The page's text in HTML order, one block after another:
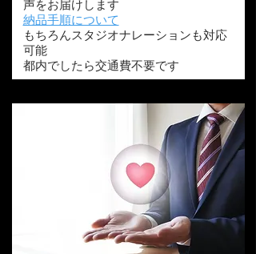
声をお届けします
納品手順について
もちろんスタジオナレーションも対応
可能
都内でしたら交通費不要です